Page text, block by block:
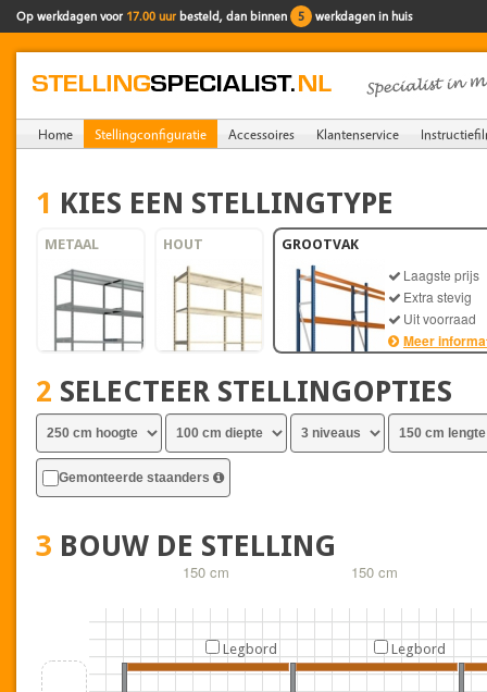
Op werkdagen voor 17.00 uur besteld, dan binnen 5 werkdagen in huis
Home Stellingconfiguratie Accessoires Klantenservice
1 KIES EEN STELLINGTYPE
METAAL HOUT GROOTVAK
Laagste prijs
Extra stevig
Uit voorraad
Meer
2 SELECTEER STELLINGOPTIES
Gemonteerde staanders
3 BOUW DE STELLING
150 cm 150 cm
Legbord Legbord